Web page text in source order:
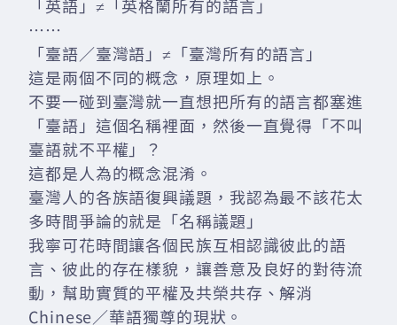
「英語」≠「英格蘭所有的語言」
……
「臺語／臺灣語」≠「臺灣所有的語言」
這是兩個不同的概念，原理如上。
不要一碰到臺灣就一直想把所有的語言都塞進
「臺語」這個名稱裡面，然後一直覺得「不叫
臺語就不平權」？
這都是人為的概念混淆。
臺灣人的各族語復興議題，我認為最不該花太
多時間爭論的就是「名稱議題」
我寧可花時間讓各個民族互相認識彼此的語
言、彼此的存在樣貌，讓善意及良好的對待流
動，幫助實質的平權及共榮共存、解消
Chinese／華語獨尊的現狀。